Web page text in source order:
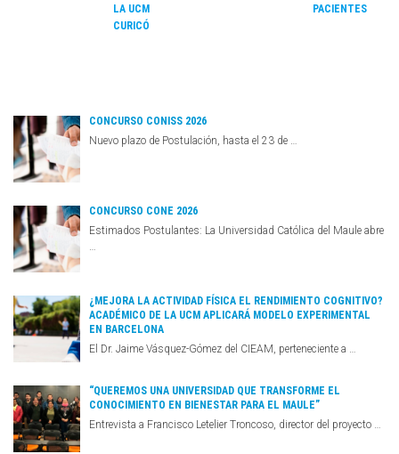
LA UCM
CURICÓ
PACIENTES
CONCURSO CONISS 2026
Nuevo plazo de Postulación, hasta el 23 de …
CONCURSO CONE 2026
Estimados Postulantes: La Universidad Católica del Maule abre
…
¿MEJORA LA ACTIVIDAD FÍSICA EL RENDIMIENTO COGNITIVO?
ACADÉMICO DE LA UCM APLICARÁ MODELO EXPERIMENTAL
EN BARCELONA
El Dr. Jaime Vásquez-Gómez del CIEAM, perteneciente a …
“QUEREMOS UNA UNIVERSIDAD QUE TRANSFORME EL
CONOCIMIENTO EN BIENESTAR PARA EL MAULE”
Entrevista a Francisco Letelier Troncoso, director del proyecto …